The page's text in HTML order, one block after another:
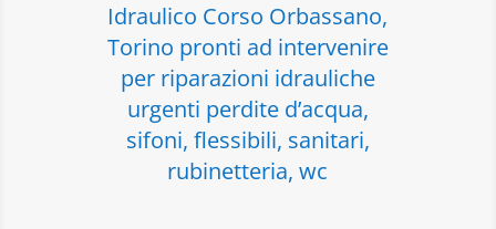
Idraulico Corso Orbassano,
Torino pronti ad intervenire
per riparazioni idrauliche
urgenti perdite d’acqua,
sifoni, flessibili, sanitari,
rubinetteria, wc